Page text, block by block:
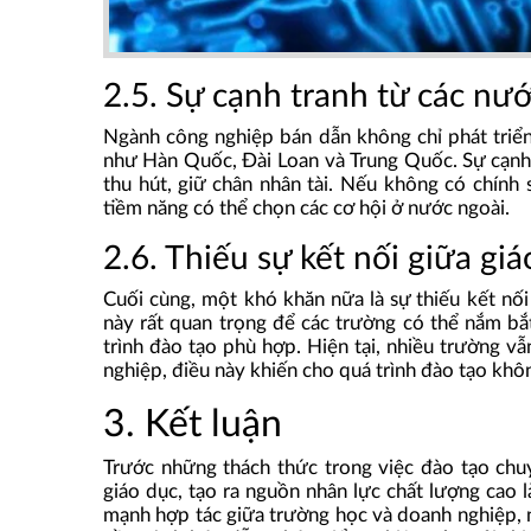
2.5. Sự cạnh tranh từ các
Ngành công nghiệp bán dẫn không chỉ phát
như Hàn Quốc, Đài Loan và Trung Quốc. Sự
thu hút, giữ chân nhân tài. Nếu không có chính
tiềm năng có thể chọn các cơ hội ở nước ngoài.
2.6. Thiếu sự kết nối giữa
Cuối cùng, một khó khăn nữa là sự thiếu kết
này rất quan trọng để các trường có thể nắm
trình đào tạo phù hợp. Hiện tại, nhiều trường
nghiệp, điều này khiến cho quá trình đào tạo
3. Kết luận
Trước những thách thức trong việc đào tạo
giáo dục, tạo ra nguồn nhân lực chất lượng
mạnh hợp tác giữa trường học và doanh